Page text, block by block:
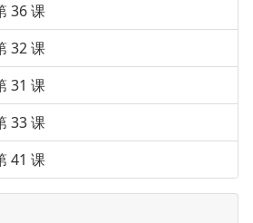
36 课
32 课
31 课
33 课
41 课